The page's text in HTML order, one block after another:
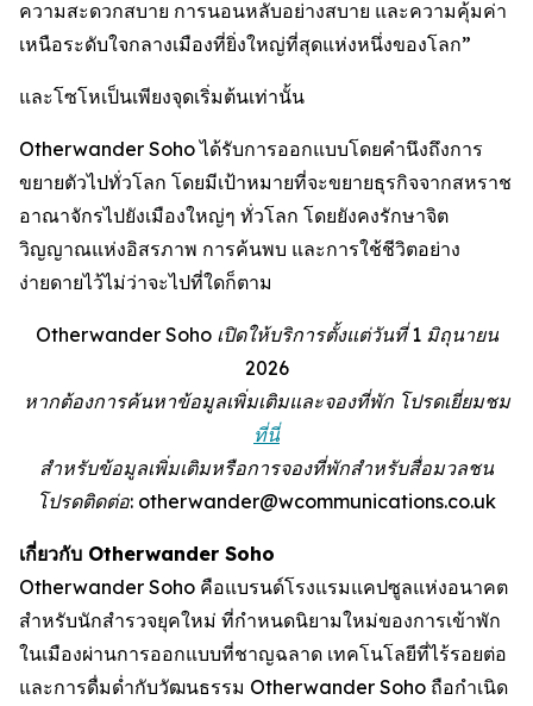
ความสะดวกสบาย การนอนหลับอย่างสบาย และความคุ้มค่า
เหนือระดับใจกลางเมืองที่ยิ่งใหญ่ที่สุดแห่งหนึ่งของโลก”
และโซโหเป็นเพียงจุดเริ่มต้นเท่านั้น
Otherwander Soho ได้รับการออกแบบโดยคำนึงถึงการ
ขยายตัวไปทั่วโลก โดยมีเป้าหมายที่จะขยายธุรกิจจากสหราช
อาณาจักรไปยังเมืองใหญ่ๆ ทั่วโลก โดยยังคงรักษาจิต
วิญญาณแห่งอิสรภาพ การค้นพบ และการใช้ชีวิตอย่าง
ง่ายดายไว้ไม่ว่าจะไปที่ใดก็ตาม
Otherwander Soho เปิดให้บริการตั้งแต่วันที่ 1 มิถุนายน
2026
หากต้องการค้นหาข้อมูลเพิ่มเติมและจองที่พัก โปรดเยี่ยมชม
ที่นี่
สำหรับข้อมูลเพิ่มเติมหรือการจองที่พักสำหรับสื่อมวลชน
โปรดติดต่อ: otherwander@wcommunications.co.uk
เกี่ยวกับ Otherwander Soho
Otherwander Soho คือแบรนด์โรงแรมแคปซูลแห่งอนาคต
สำหรับนักสำรวจยุคใหม่ ที่กำหนดนิยามใหม่ของการเข้าพัก
ในเมืองผ่านการออกแบบที่ชาญฉลาด เทคโนโลยีที่ไร้รอยต่อ
และการดื่มด่ำกับวัฒนธรรม Otherwander Soho ถือกำเนิด